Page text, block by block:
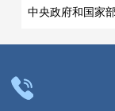
中央政府和国家